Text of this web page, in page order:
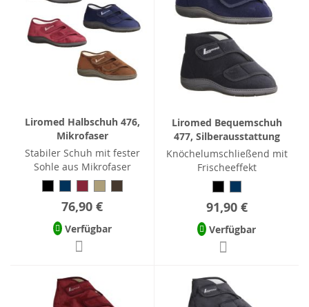
Liromed Halbschuh 476,
Mikrofaser
Stabiler Schuh mit fester
Sohle aus Mikrofaser
76,90 €
Verfügbar
Liromed Bequemschuh
477, Silberausstattung
Knöchelumschließend mit
Frischeeffekt
91,90 €
Verfügbar